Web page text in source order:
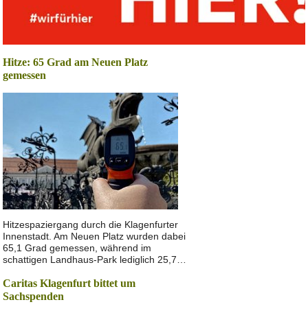
Hitze: 65 Grad am Neuen Platz
gemessen
Hitzespaziergang durch die Klagenfurter
Innenstadt. Am Neuen Platz wurden dabei
65,1 Grad gemessen, während im
schattigen Landhaus-Park lediglich 25,7…
Caritas Klagenfurt bittet um
Sachspenden